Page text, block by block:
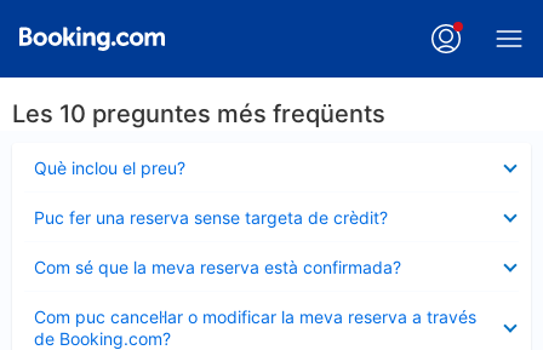
Les 10 preguntes més freqüents
Què inclou el preu?
tancat
Puc fer una reserva sense targeta de crèdit?
tancat
Com sé que la meva reserva està confirmada?
tancat
Com puc cancel·lar o modificar la meva reserva a través
de Booking.com?
tancat